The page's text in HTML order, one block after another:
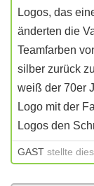
Logos, das
änderten die
Teamfarben
silber zurück
weiß der 70er
Logo mit der
Logos den
GAST stellte